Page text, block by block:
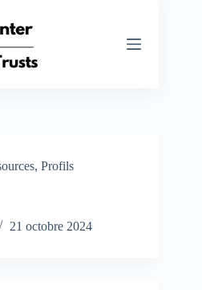
, Profils
21 octobre 2024